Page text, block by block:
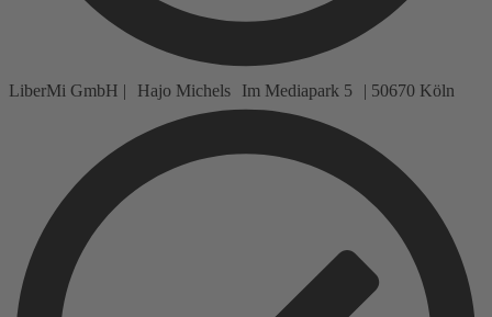
LiberMi GmbH | Hajo Michels Im Mediapark 5 | 50670 Köln